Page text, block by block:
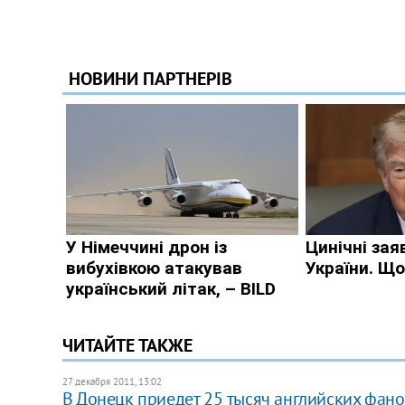
ЧИТАЙТЕ ТАКЖЕ
27 декабря 2011, 13:02
В Донецк приедет 25 тысяч английских